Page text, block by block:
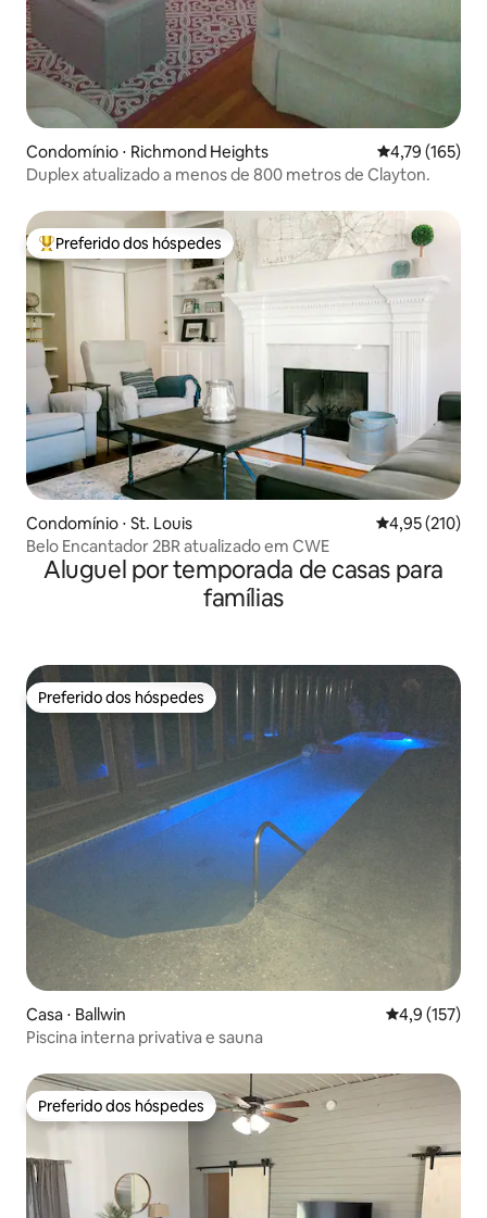
Condomínio ⋅ Richmond Heights 4,79 de uma
4,79 (165)
Duplex atualizado a menos de 800 metros de Clayton.
Entre os melhores preferidos dos hóspedes
Preferido dos hóspedes
Condomínio ⋅ St. Louis 4,95 de uma
4,95 (210)
Belo Encantador 2BR atualizado em CWE
Aluguel por temporada de casas para
famílias
Preferido dos hóspedes
Preferido dos hóspedes
Casa ⋅ Ballwin 4,9 de uma
4,9 (157)
Piscina interna privativa e sauna
Preferido dos hóspedes
Preferido dos hóspedes